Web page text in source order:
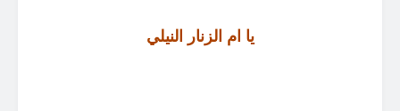
يا ام الزنار النيلي